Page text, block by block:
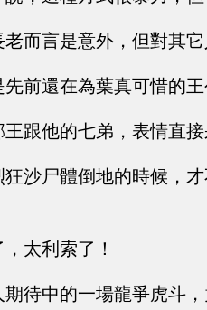
老而言是意外，但對其
先前還在為葉真可惜的
王跟他的七弟，表情直
狂沙尸體倒地的時候，
太利索了！
期待中的一場龍爭虎斗